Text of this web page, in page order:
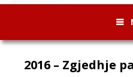
2016 – Zgjedhje